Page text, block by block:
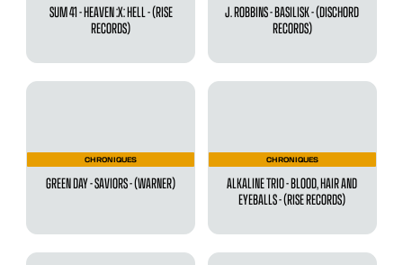
SUM 41 - HEAVEN :X: HELL - (RISE
RECORDS)
J. ROBBINS - BASILISK - (DISCHORD
RECORDS)
CHRONIQUES
GREEN DAY - SAVIORS - (WARNER)
CHRONIQUES
ALKALINE TRIO - BLOOD, HAIR AND
EYEBALLS - (RISE RECORDS)